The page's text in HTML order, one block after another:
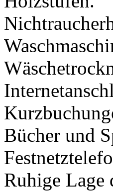
Bücher und
Ruhige Lage